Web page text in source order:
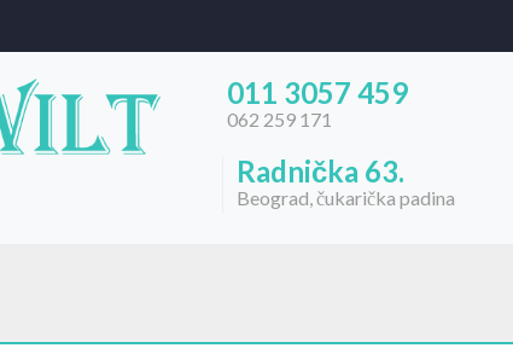
011 3057 459
062 259 171
Radnička 63.
Beograd, čukarička padina